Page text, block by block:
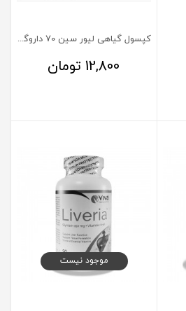
کپسول گیاهی لیور سین 70 داروگستر 30 عدد
12,800 تومان
موجود نیست